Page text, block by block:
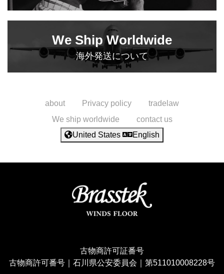
We Ship Worldwide
海外発送について
about Privacy policy
tradelaw
We ship worldwide
contact us
United States
English
古物商許可証番号
古物商許可番号｜石川県公安委員会｜第511010008228号